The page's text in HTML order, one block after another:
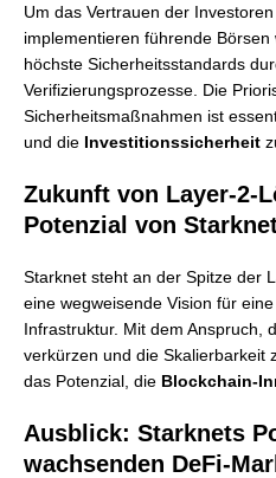
Um das Vertrauen der
implementieren führende
höchste Sicherheitsstandards
Verifizierungsprozesse. Die
Sicherheitsmaßnahmen ist
und die Investitionssicherheit
Zukunft von Layer-2-
Potenzial von
Starknet steht an der Spitze der
eine wegweisende Vision für
Infrastruktur. Mit dem Anspruch,
verkürzen und die Skalierbarkeit
das Potenzial, die Blockchain-
Ausblick: Starknets
wachsenden DeFi-